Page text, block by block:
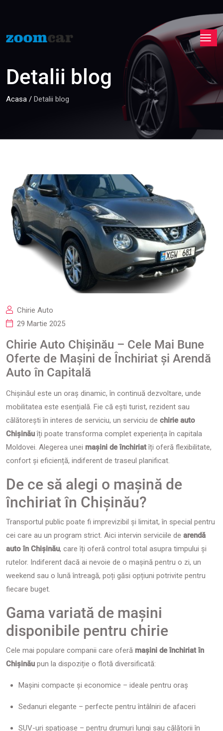
Detalii blog
Acasa / Detalii blog
Chirie Auto
29 Martie 2025
Chirie Auto Chișinău – Cele Mai Bune
Oferte de Mașini de Închiriat și Arendă
Auto în Capitală
Chișinăul este un oraș dinamic, în continuă dezvoltare, unde
mobilitatea este esențială. Fie că ești turist, rezident sau
călătorești în interes de serviciu, un serviciu de chirie auto
Chișinăuîți poate transforma complet experiența în capitala
Moldovei. Alegerea unei mașini de închiriatîți oferă flexibilitate,
confort și eficiență, indiferent de traseul planificat.
De ce să alegi o mașină de
închiriat în Chișinău?
Transportul public poate fi imprevizibil și limitat, în special pentru
cei care au un program strict. Aici intervin serviciile de arendă
auto în Chișinău, care îți oferă control total asupra timpului și
rutelor. Indiferent dacă ai nevoie de o mașină pentru o zi, un
weekend sau o lună întreagă, poți găsi opțiuni potrivite pentru
fiecare buget.
Gama variată de mașini
disponibile pentru chirie
Cele mai populare companii care oferă mașini de închiriat în
Chișinău pun la dispoziție o flotă diversificată:
Mașini compacte și economice – ideale pentru oraș
Sedanuri elegante – perfecte pentru întâlniri de afaceri
SUV-uri spațioase – pentru drumuri lungi sau călătorii în